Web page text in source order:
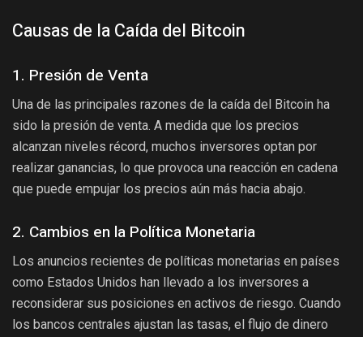
Causas de la Caída del Bitcoin
1. Presión de Venta
Una de las principales razones de la caída del Bitcoin ha
sido la presión de venta. A medida que los precios
alcanzan niveles récord, muchos inversores optan por
realizar ganancias, lo que provoca una reacción en cadena
que puede empujar los precios aún más hacia abajo.
2. Cambios en la Política Monetaria
Los anuncios recientes de políticas monetarias en países
como Estados Unidos han llevado a los inversores a
reconsiderar sus posiciones en activos de riesgo. Cuando
los bancos centrales ajustan las tasas, el flujo de dinero